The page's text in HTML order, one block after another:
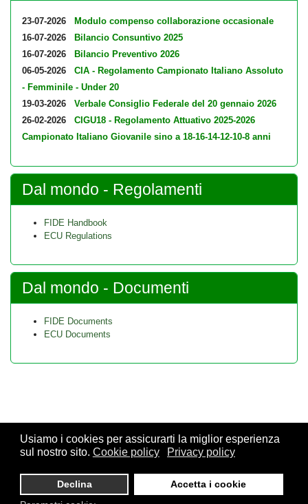
Usiamo i cookies per assicurarti la miglior esperienza
sul nostro sito. Cookie policy Privacy policy
Declina
Accetta i cookie
23-07-2026
Modulo compenso collaborazione occasionale
16-07-2026
Bilancio Consuntivo 2025
16-07-2026
Bilancio Preventivo 2026
06-05-2026
CIA - Regolamento Campionato Italiano Assoluto
- Femminile - Under 20
19-03-2026
Verbale Consiglio Federale del 20 gennaio 2026
26-02-2026
CIGU18 - Regolamento Attuativo 2025-2026
Campionato Italiano Giovanile sino a 18-16-14-12-10-8 anni
Dal mondo - Regolamenti
FIDE Handbook
ECU Regulations
Dal mondo - Documenti
FIDE Documents
ECU Documents
Giovanna, 12 - 20129 Milano - CF. 80105170155 - P. Iva
10013490155 - Email fsi@federscacchi.it - Tel. 02.86464369 -